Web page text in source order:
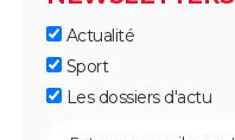
Actualité
Sport
Les dossiers d'actu